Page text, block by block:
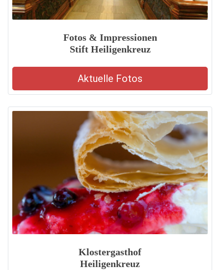
Fotos & Impressionen
Stift Heiligenkreuz
Aktuelle Fotos
Klostergasthof
Heiligenkreuz